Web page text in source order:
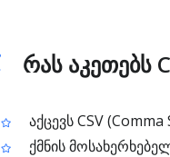
რას აკეთებს
აქცევს CSV
ქმნის